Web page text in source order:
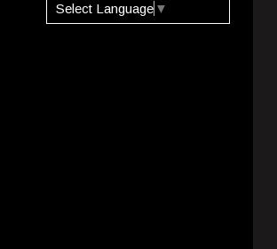
Select Language ▼